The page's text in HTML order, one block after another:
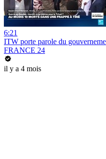
6:21
ITW porte parole du
FRANCE 24
il y a 4 mois